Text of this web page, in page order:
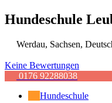
Hundeschule
Werdau, Sachsen,
Keine Bewertungen
0176 92288038
Hundeschule